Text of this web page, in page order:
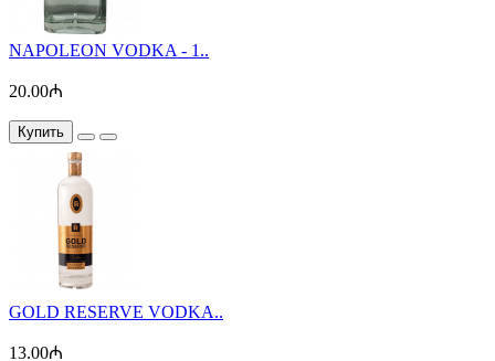
NAPOLEON VODKA - 1..
20.00₼
Купить
GOLD RESERVE VODKA..
13.00₼